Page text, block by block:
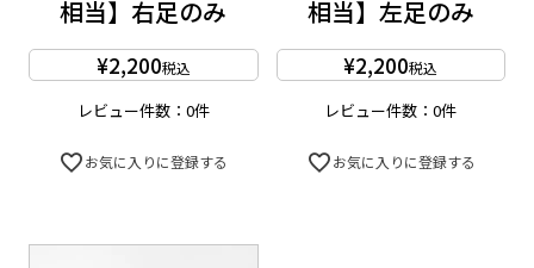
相当】右足のみ
¥2,200税込
レビュー件数：0件
お気に入りに登録する
相当】左足のみ
¥2,200税込
レビュー件数：0件
お気に入りに登録する